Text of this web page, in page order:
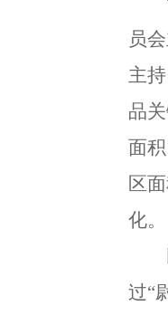
员
主
品
面
区
化。
过“